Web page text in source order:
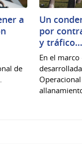
a
de
Un
por
y tráfico…
En el